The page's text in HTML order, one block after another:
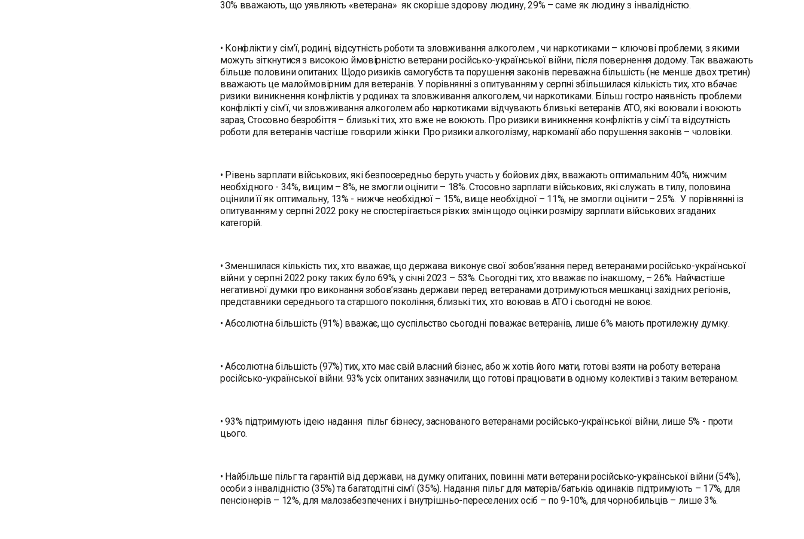
30% вважають, що уявляють «ветерана» як скоріше здорову людину, 29% – саме як людину з інвалідністю.
• Конфлікти у сім’ї, родині, відсутність роботи та зловживання алкоголем , чи наркотиками – ключові проблеми, з якими
можуть зіткнутися з високою ймовірністю ветерани російсько-української війни, після повернення додому. Так вважають
більше половини опитаних. Щодо ризиків самогубств та порушення законів переважна більшість (не менше двох третин)
вважають це малоймовірним для ветеранів. У порівнянні з опитуванням у серпні збільшилася кількість тих, хто вбачає
ризики виникнення конфліктів у родинах та зловживання алкоголем, чи наркотиками. Більш гостро наявність проблеми
конфлікті у сім’ї, чи зловживання алкоголем або наркотиками відчувають близькі ветеранів АТО, які воювали і воюють
зараз, Стосовно безробіття – близькі тих, хто вже не воюють. Про ризики виникнення конфліктів у сім’ї та відсутність
роботи для ветеранів частіше говорили жінки. Про ризики алкоголізму, наркоманії або порушення законів – чоловіки.
• Рівень зарплати військових, які безпосередньо беруть участь у бойових діях, вважають оптимальним 40%, нижчим
необхідного - 34%, вищим – 8%, не змогли оцінити – 18%. Стосовно зарплати військових, які служать в тилу, половина
оцінили її як оптимальну, 13% - нижче необхідної – 15%, вище необхідної – 11%, не змогли оцінити – 25%. У порівнянні із
опитуванням у серпні 2022 року не спостерігається різких змін щодо оцінки розміру зарплати військових згаданих
категорій.
• Зменшилася кількість тих, хто вважає, що держава виконує свої зобов’язання перед ветеранами російсько-української
війни: у серпні 2022 року таких було 69%, у січні 2023 – 53%. Сьогодні тих, хто вважає по інакшому, – 26%. Найчастіше
негативної думки про виконання зобов’язань держави перед ветеранами дотримуються мешканці західних регіонів,
представники середнього та старшого покоління, близькі тих, хто воював в АТО і сьогодні не воює.
• Абсолютна більшість (91%) вважає, що суспільство сьогодні поважає ветеранів, лише 6% мають протилежну думку.
• Абсолютна більшість (97%) тих, хто має свій власний бізнес, або ж хотів його мати, готові взяти на роботу ветерана
російсько-української війни. 93% усіх опитаних зазначили, що готові працювати в одному колективі з таким ветераном.
• 93% підтримують ідею надання пільг бізнесу, заснованого ветеранами російсько-української війни, лише 5% - проти
цього.
• Найбільше пільг та гарантій від держави, на думку опитаних, повинні мати ветерани російсько-української війни (54%),
особи з інвалідністю (35%) та багатодітні сім’ї (35%). Надання пільг для матерів/батьків одинаків підтримують – 17%, для
пенсіонерів – 12%, для малозабезпечених і внутрішньо-переселених осіб – по 9-10%, для чорнобильців – лише 3%.